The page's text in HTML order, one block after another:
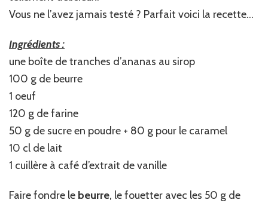
Vous ne l’avez jamais testé ? Parfait voici la recette…
Ingrédients :
une boîte de tranches d’ananas au sirop
100 g de beurre
1 oeuf
120 g de farine
50 g de sucre en poudre + 80 g pour le caramel
10 cl de lait
1 cuillère à café d’extrait de vanille
Faire fondre le beurre, le fouetter avec les 50 g de